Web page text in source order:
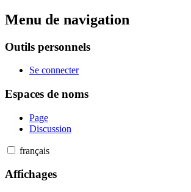
Menu de navigation
Outils personnels
Se connecter
Espaces de noms
Page
Discussion
français
Affichages